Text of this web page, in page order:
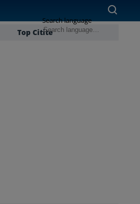
Top Citite
Search language